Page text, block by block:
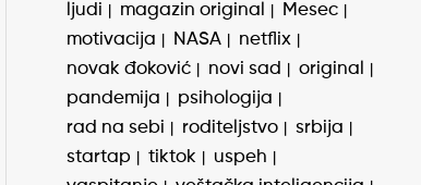
ljudi
magazin original
Mesec
motivacija
NASA
netflix
novak đoković
novi sad
original
pandemija
psihologija
rad na sebi
roditeljstvo
srbija
startap
tiktok
uspeh